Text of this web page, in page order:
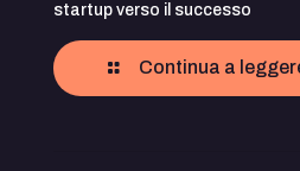
startup verso il successo
Continua a